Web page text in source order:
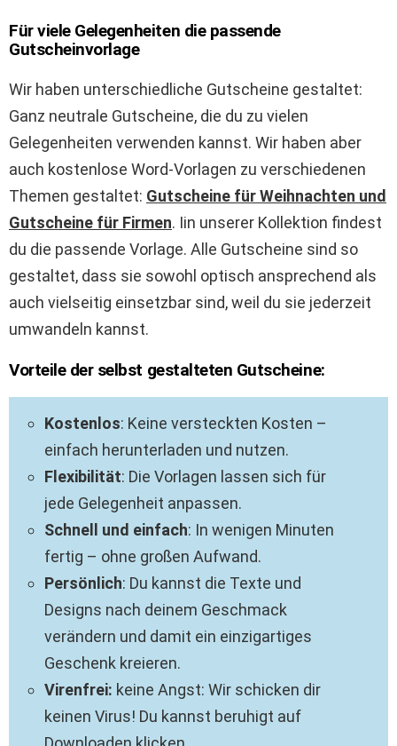
Für viele Gelegenheiten die passende
Gutscheinvorlage
Wir haben unterschiedliche Gutscheine gestaltet:
Ganz neutrale Gutscheine, die du zu vielen
Gelegenheiten verwenden kannst. Wir haben aber
auch kostenlose Word-Vorlagen zu verschiedenen
Themen gestaltet: Gutscheine für Weihnachten und
Gutscheine für Firmen. Iin unserer Kollektion findest
du die passende Vorlage. Alle Gutscheine sind so
gestaltet, dass sie sowohl optisch ansprechend als
auch vielseitig einsetzbar sind, weil du sie jederzeit
umwandeln kannst.
Vorteile der selbst gestalteten Gutscheine:
Kostenlos: Keine versteckten Kosten –
einfach herunterladen und nutzen.
Flexibilität: Die Vorlagen lassen sich für
jede Gelegenheit anpassen.
Schnell und einfach: In wenigen Minuten
fertig – ohne großen Aufwand.
Persönlich: Du kannst die Texte und
Designs nach deinem Geschmack
verändern und damit ein einzigartiges
Geschenk kreieren.
Virenfrei: keine Angst: Wir schicken dir
keinen Virus! Du kannst beruhigt auf